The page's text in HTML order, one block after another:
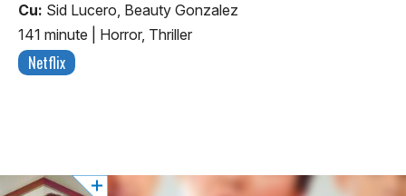
Cu: Sid Lucero, Beauty Gonzalez
141 minute
Horror, Thriller
Netflix